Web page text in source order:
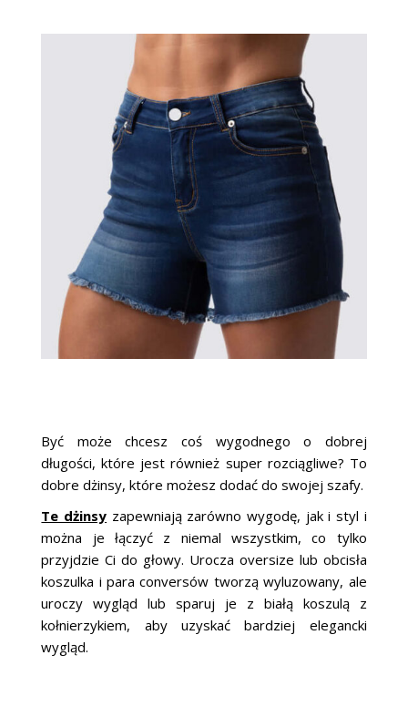
Być może chcesz coś wygodnego o dobrej
długości, które jest również super rozciągliwe? To
dobre dżinsy, które możesz dodać do swojej szafy.
Te dżinsy zapewniają zarówno wygodę, jak i styl i
można je łączyć z niemal wszystkim, co tylko
przyjdzie Ci do głowy. Urocza oversize lub obcisła
koszulka i para conversów tworzą wyluzowany, ale
uroczy wygląd lub sparuj je z białą koszulą z
kołnierzykiem, aby uzyskać bardziej elegancki
wygląd.